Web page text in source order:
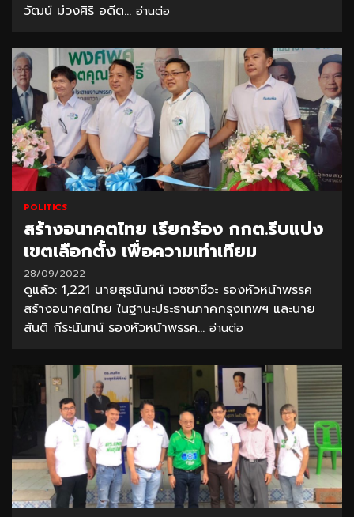
วัฒน์ ม่วงศิริ อดีต... อ่านต่อ
POLITICS
สร้างอนาคตไทย เรียกร้อง กกต.รีบแบ่ง
เขตเลือกตั้ง เพื่อความเท่าเทียม
28/09/2022
ดูแล้ว: 1,221 นายสุรนันทน์ เวชชาชีวะ รองหัวหน้าพรรค
สร้างอนาคตไทย ในฐานะประธานภาคกรุงเทพฯ และนาย
สันติ กีระนันทน์ รองหัวหน้าพรรค... อ่านต่อ